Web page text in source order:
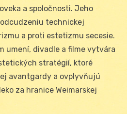
a spoločnosti. Jeho
technickej
a proti estetizmu secesie.
umení, divadle a filme vytvára
stratégií, ktoré
avantgardy a ovplyvňujú
za hranice Weimarskej